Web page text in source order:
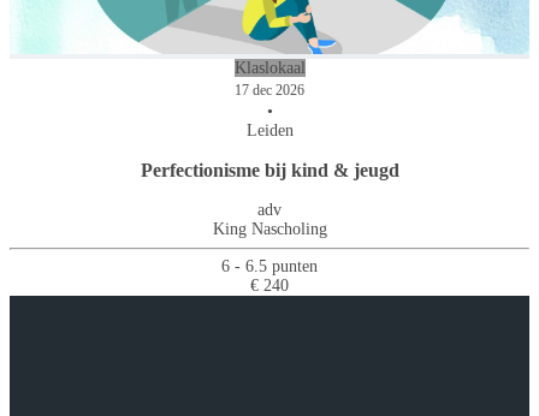
Klaslokaal
17 dec 2026
•
Leiden
Perfectionisme bij kind & jeugd
adv
King Nascholing
6 - 6.5 punten
€ 240